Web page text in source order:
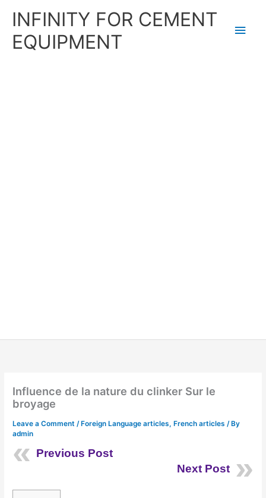
INFINITY FOR CEMENT
EQUIPMENT
Influence de la nature du clinker Sur le
broyage
Leave a Comment /Foreign Language articles,French articles / By
admin
Previous Post
Next Post